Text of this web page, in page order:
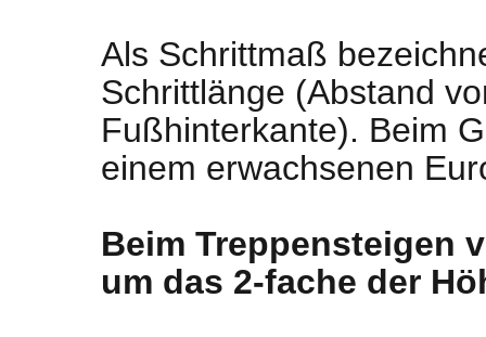
Als Schrittmaß
Schrittlänge (Abstand
Fußhinterkante). Beim
einem erwachsenen
Beim Treppensteigen
um das 2-fache der